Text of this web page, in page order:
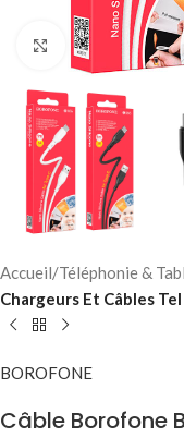
Click to enlarge
Accueil Téléphonie &
Chargeurs Et Câbles Tel
BOROFONE
Câble Borofone